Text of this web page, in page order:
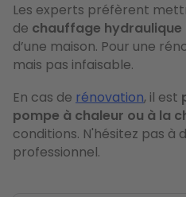
Les experts préfèrent
de chauffage hydraulique
d’une maison. Pour une
mais pas infaisable.
En cas de rénovation, il est
pompe à chaleur ou à la
conditions. N'hésitez pas à
professionnel.